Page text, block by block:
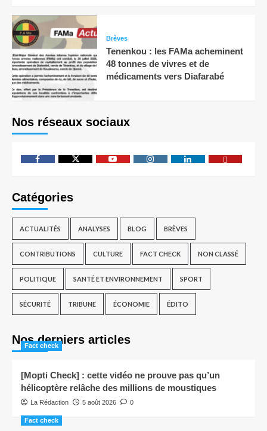
Brèves
Tenenkou : les FAMa acheminent
48 tonnes de vivres et de
médicaments vers Diafarabé
Nos réseaux sociaux
Catégories
ACTUALITÉS ANALYSES BLOG BRÈVES
CONTRIBUTIONS CULTURE FACT CHECK NON CLASSÉ
POLITIQUE SANTÉ ET ENVIRONNEMENT SPORT
SÉCURITÉ TRIBUNE ÉCONOMIE ÉDITO
Nos derniers articles
Fact check
[Mopti Check] : cette vidéo ne prouve pas qu’un
hélicoptère relâche des millions de moustiques
La Rédaction 5 août 2026 0
Fact check